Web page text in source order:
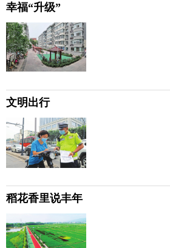
幸福“升级”
文明出行
稻花香里说丰年